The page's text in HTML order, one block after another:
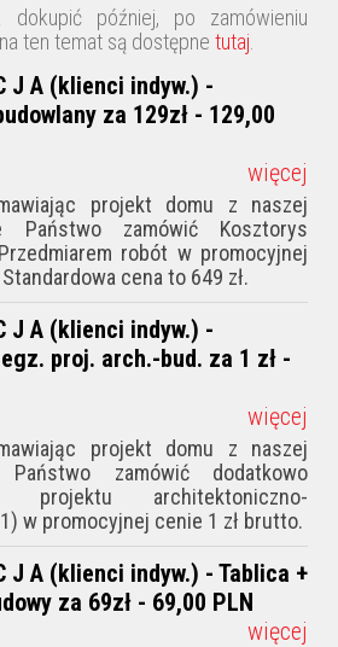
dokupić później, po zamówieniu
ten temat są dostępne tutaj
J A (klienci indyw.) -
za 129zł - 129,00
więcej
projekt domu z naszej
Państwo zamówić Kosztorys
robót w promocyjnej
cena to 649 zł.
J A (klienci indyw.) -
proj. arch.-bud. za 1 zł -
więcej
projekt domu z naszej
zamówić dodatkowo
projektu architektoniczno-
w promocyjnej cenie 1 zł brutto.
J A (klienci indyw.) - Tablica +
za 69zł - 69,00 PLN
więcej